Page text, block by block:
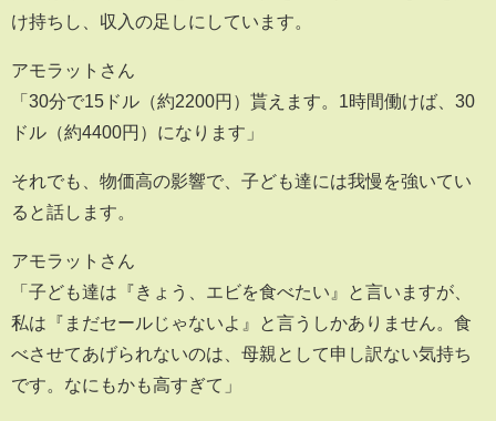
け持ちし、収入の足しにしています。
アモラットさん
「30分で15ドル（約2200円）貰えます。1時間働けば、30
ドル（約4400円）になります」
それでも、物価高の影響で、子ども達には我慢を強いてい
ると話します。
アモラットさん
「子ども達は『きょう、エビを食べたい』と言いますが、
私は『まだセールじゃないよ』と言うしかありません。食
べさせてあげられないのは、母親として申し訳ない気持ち
です。なにもかも高すぎて」